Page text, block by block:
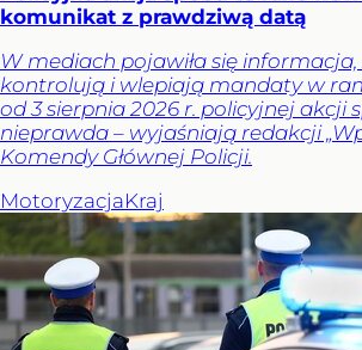
komunikat z prawdziwą datą
W mediach pojawiła się
kontrolują i wlepiają mandaty w
od 3 sierpnia 2026 r. policyjnej akcji
nieprawda – wyjaśniają redakcji
Komendy Głównej Policji.
MotoryzacjaKraj